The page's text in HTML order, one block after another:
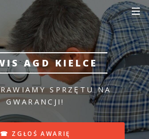
AGD KIELCE
SPRZĘTU NA
GWARANCJI!
☎ ZGŁOŚ AWARIĘ